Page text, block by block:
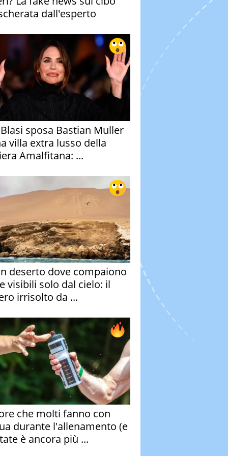
dall'esperto
sposa Bastian Muller
villa extra lusso della
Amalfitana: ...
deserto dove compaiono
visibili solo dal cielo: il
irrisolto da ...
che molti fanno con
durante l'allenamento (e
è ancora più ...